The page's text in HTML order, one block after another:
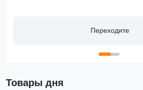
Переходите
Товары дня